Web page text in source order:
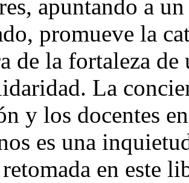
apuntando a
promueve la
de la fortaleza de
La
y los docentes
es una
en este